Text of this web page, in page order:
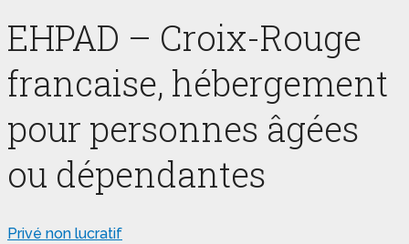
EHPAD – Croix-Rouge
francaise, hébergement
pour personnes âgées
ou dépendantes
Privé non lucratif